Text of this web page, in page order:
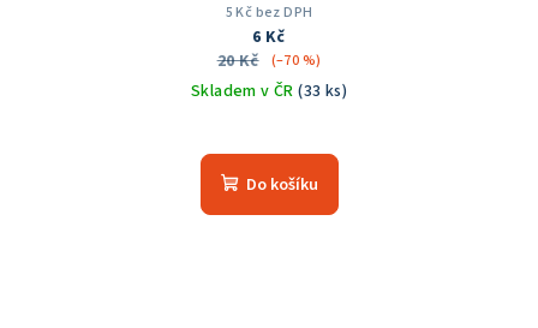
5 Kč bez DPH
6 Kč
20 Kč
(–70 %)
Skladem v ČR(33 ks)
Do košíku